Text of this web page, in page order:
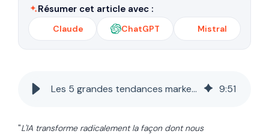
Résumer cet article avec :
Claude ChatGPT Mistral
Les 5 grandes tendances marketing 2026 à ne pas manquer selon Google 9:51
"L'IA transforme radicalement la façon dont nous